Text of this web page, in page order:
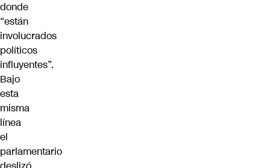
donde
“están
involucrados
políticos
influyentes”.
Bajo
esta
misma
línea
el
parlamentario